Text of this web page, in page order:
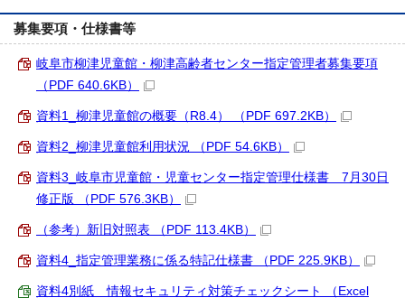
募集要項・仕様書等
岐阜市柳津児童館・柳津高齢者センター指定管理者募集要項
（PDF 640.6KB）
資料1_柳津児童館の概要（R8.4） （PDF 697.2KB）
資料2_柳津児童館利用状況 （PDF 54.6KB）
資料3_岐阜市児童館・児童センター指定管理仕様書 7月30日
修正版 （PDF 576.3KB）
（参考）新旧対照表 （PDF 113.4KB）
資料4_指定管理業務に係る特記仕様書 （PDF 225.9KB）
資料4別紙 情報セキュリティ対策チェックシート （Excel